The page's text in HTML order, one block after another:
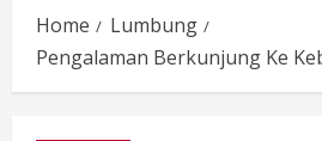
Home
Lumbung
Pengalaman Berkunjung Ke